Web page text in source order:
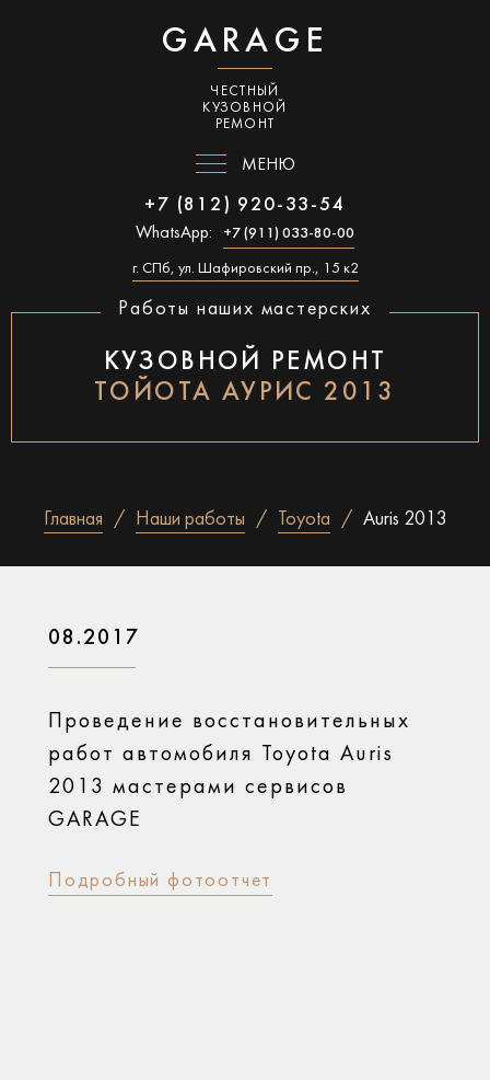
GARAGE
ЧЕСТНЫЙ
КУЗОВНОЙ
РЕМОНТ
МЕНЮ
+7 (812) 920-33-54
WhatsApp: +7 (911) 033-80-00
г. СПб, ул. Шафировский пр., 15 к2
Работы наших мастерских
КУЗОВНОЙ РЕМОНТ
ТОЙОТА АУРИС 2013
Главная Наши работы Toyota Auris 2013
08.2017
Проведение восстановительных
работ автомобиля Toyota Auris
2013 мастерами сервисов
GARAGE
Подробный фотоотчет